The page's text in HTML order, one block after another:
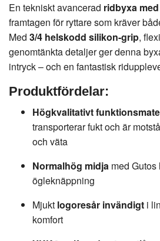
En tekniskt avancerad ridbyxa
framtagen för ryttare som kräver
Med 3/4 helskodd silikon-grip,
genomtänkta detaljer ger denna
intryck – och en fantastisk
Produktfördelar:
Högkvalitativt
transporterar fukt och är
och väta
Normalhög midja med Gutos
ögleknäppning
Mjukt logoresår invändigt i
komfort